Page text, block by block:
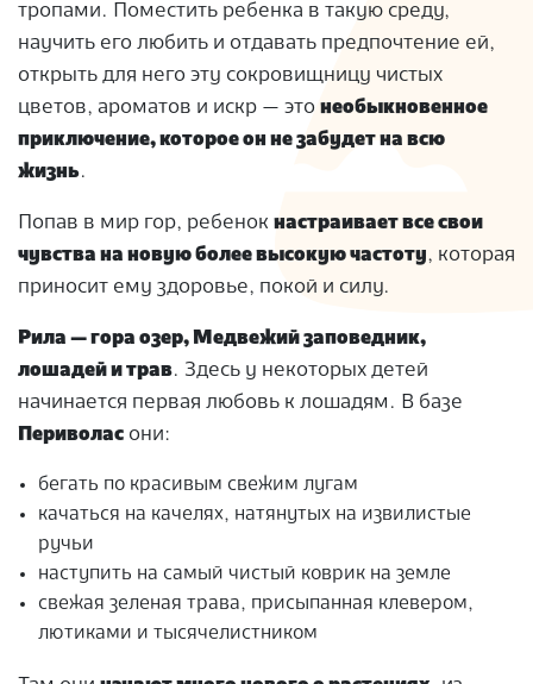
тропами. Поместить ребенка в такую ​​среду,
научить его любить и отдавать предпочтение ей,
открыть для него эту сокровищницу чистых
цветов, ароматов и искр — это необыкновенное
приключение, которое он не забудет на всю
жизнь.
Попав в мир гор, ребенок настраивает все свои
чувства на новую более высокую частоту, которая
приносит ему здоровье, покой и силу.
Рила — гора озер, Медвежий заповедник,
лошадей и трав. Здесь у некоторых детей
начинается первая любовь к лошадям. В базе
Периволас они:
бегать по красивым свежим лугам
качаться на качелях, натянутых на извилистые
ручьи
наступить на самый чистый коврик на земле
свежая зеленая трава, присыпанная клевером,
лютиками и тысячелистником